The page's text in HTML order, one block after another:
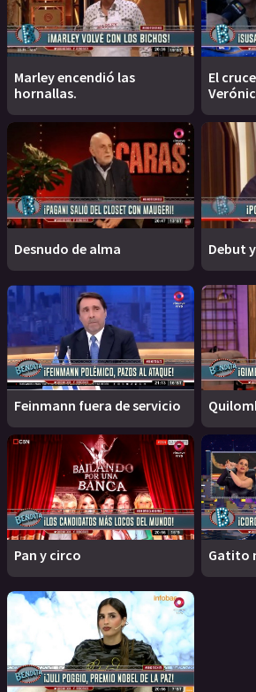
Marley encendió las
hornallas.
El
Desnudo de alma Debut
Feinmann fuera de servicio
Pan y circo Gatito